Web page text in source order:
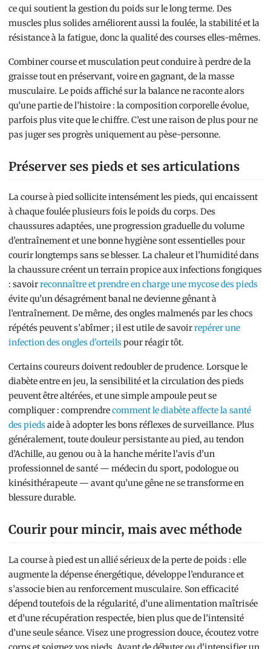
ce qui soutient la gestion du poids sur le long terme. Des
muscles plus solides améliorent aussi la foulée, la stabilité et la
résistance à la fatigue, donc la qualité des courses elles-mêmes.
Combiner course et musculation peut conduire à perdre de la
graisse tout en préservant, voire en gagnant, de la masse
musculaire. Le poids affiché sur la balance ne raconte alors
qu’une partie de l’histoire : la composition corporelle évolue,
parfois plus vite que le chiffre. C’est une raison de plus pour ne
pas juger ses progrès uniquement au pèse-personne.
Préserver ses pieds et ses articulations
La course à pied sollicite intensément les pieds, qui encaissent
à chaque foulée plusieurs fois le poids du corps. Des
chaussures adaptées, une progression graduelle du volume
d’entraînement et une bonne hygiène sont essentielles pour
courir longtemps sans se blesser. La chaleur et l’humidité dans
la chaussure créent un terrain propice aux infections fongiques
: savoirreconnaître et prendre en charge une mycose des pieds
évite qu’un désagrément banal ne devienne gênant à
l’entraînement. De même, des ongles malmenés par les chocs
répétés peuvent s’abîmer ; il est utile de savoirrepérer une
infection des ongles d’orteilspour réagir tôt.
Certains coureurs doivent redoubler de prudence. Lorsque le
diabète entre en jeu, la sensibilité et la circulation des pieds
peuvent être altérées, et une simple ampoule peut se
compliquer : comprendrecomment le diabète affecte la santé
des piedsaide à adopter les bons réflexes de surveillance. Plus
généralement, toute douleur persistante au pied, au tendon
d’Achille, au genou ou à la hanche mérite l’avis d’un
professionnel de santé — médecin du sport, podologue ou
kinésithérapeute — avant qu’une gêne ne se transforme en
blessure durable.
Courir pour mincir, mais avec méthode
La course à pied est un allié sérieux de la perte de poids : elle
augmente la dépense énergétique, développe l’endurance et
s’associe bien au renforcement musculaire. Son efficacité
dépend toutefois de la régularité, d’une alimentation maîtrisée
et d’une récupération respectée, bien plus que de l’intensité
d’une seule séance. Visez une progression douce, écoutez votre